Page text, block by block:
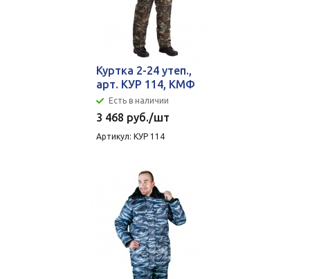
Куртка 2-24 утеп.,
арт. КУР 114, КМФ
Есть в наличии
3 468 руб./шт
Артикул: КУР 114